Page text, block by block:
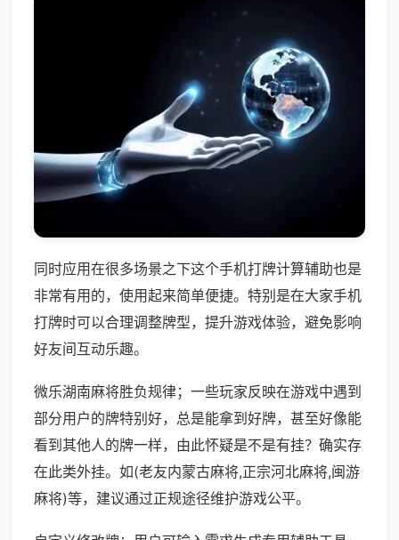
同时应用在很多场景之下这个手机打牌计算辅助也是
非常有用的，使用起来简单便捷。特别是在大家手机
打牌时可以合理调整牌型，提升游戏体验，避免影响
好友间互动乐趣。
微乐湖南麻将胜负规律；一些玩家反映在游戏中遇到
部分用户的牌特别好，总是能拿到好牌，甚至好像能
看到其他人的牌一样，由此怀疑是不是有挂？确实存
在此类外挂。如(老友内蒙古麻将,正宗河北麻将,闽游
麻将)等，建议通过正规途径维护游戏公平。